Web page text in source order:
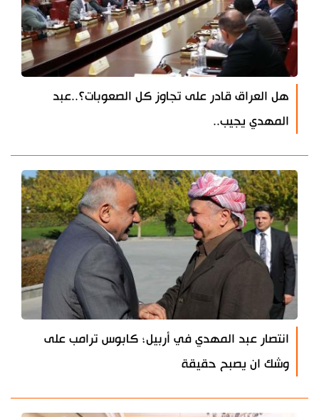
هل العراق قادر على تجاوز كل الصعوبات؟..عبد
المهدي يجيب..
انتصار عبد المهدي في أربيل؛ كابوس ترامب على
وشك ان يصبح حقيقة